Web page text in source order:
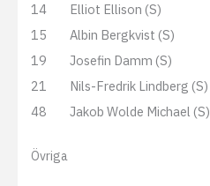
14
Elliot Ellison (S)
15
Albin Bergkvist (S)
19
Josefin Damm (S)
21
Nils-Fredrik Lindberg (S)
48
Jakob Wolde Michael (S)
Övriga